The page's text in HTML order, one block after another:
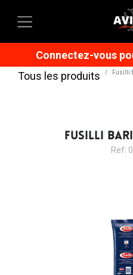
Connectez-vous
Tous les produits
Fusilli
FUSILLI
Ref: